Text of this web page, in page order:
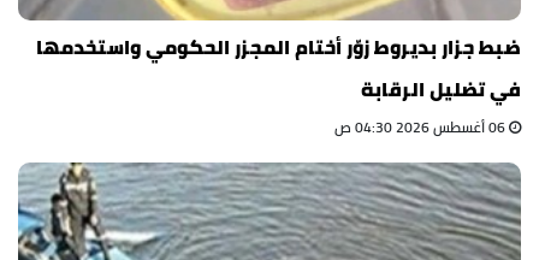
ضبط جزار بديروط زوّر أختام المجزر الحكومي واستخدمها
في تضليل الرقابة